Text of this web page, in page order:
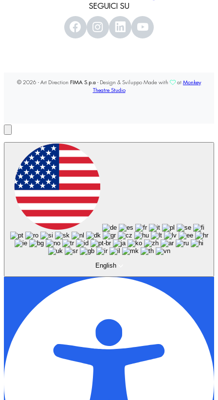
SEGUICI SU
© 2026 - Art Direction FIMA S.p.a - Design & Sviluppo Made with at Monkey
Theatre Studio
English